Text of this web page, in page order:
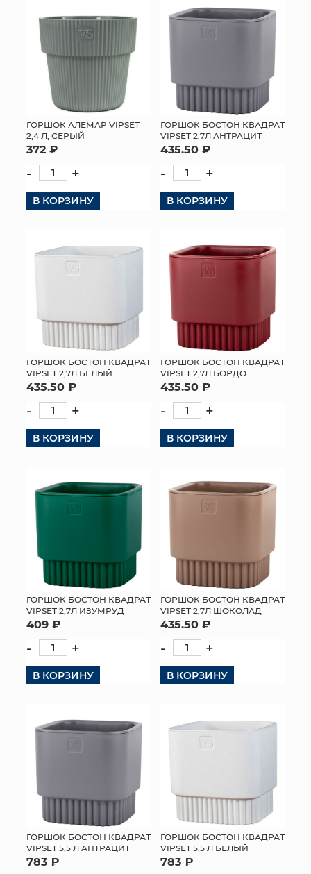
СУНДУКИ
ИСКУССТВЕННЫЕ ЦВЕТЫ
ПАКЕТЫ И СУМКИ
ТОРГОВЫЙ ЦЕНТР
ОПТОВЫМ КЛИЕНТАМ
ДОСТАВКА И ОПЛАТА
ГОРШОК АЛЕМАР VIPSET
2,4 Л, СЕРЫЙ
372 ₽
- +
В КОРЗИНУ
ГОРШОК БОСТОН КВАДРАТ
VIPSET 2,7Л АНТРАЦИТ
435.50 ₽
- +
В КОРЗИНУ
ГОРШОК БОСТОН КВАДРАТ
VIPSET 2,7Л БЕЛЫЙ
435.50 ₽
- +
В КОРЗИНУ
ГОРШОК БОСТОН КВАДРАТ
VIPSET 2,7Л БОРДО
435.50 ₽
- +
В КОРЗИНУ
ГОРШОК БОСТОН КВАДРАТ
VIPSET 2,7Л ИЗУМРУД
409 ₽
- +
В КОРЗИНУ
ГОРШОК БОСТОН КВАДРАТ
VIPSET 2,7Л ШОКОЛАД
435.50 ₽
- +
В КОРЗИНУ
ГОРШОК БОСТОН КВАДРАТ
VIPSET 5,5 Л АНТРАЦИТ
783 ₽
ГОРШОК БОСТОН КВАДРАТ
VIPSET 5,5 Л БЕЛЫЙ
783 ₽